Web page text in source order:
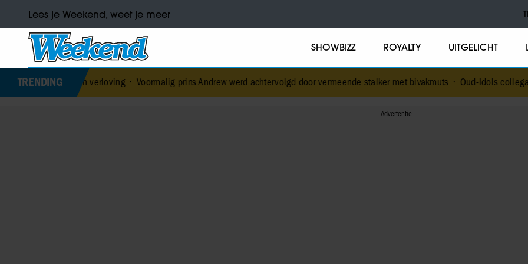
Lees je Weekend, weet je meer
SHOWBIZZ ROYALTY UITGELICHT
TRENDING
verloving Voormalig prins Andrew werd achtervolgd door vermeende stalker met bivakmuts•Oud-Idols collega’s en Jim en